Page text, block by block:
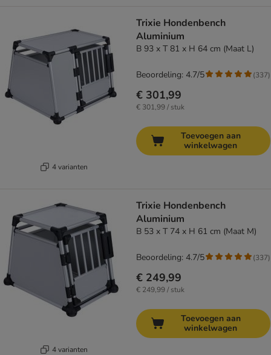
4 varianten
Trixie Hondenbench
Aluminium
B 93 x T 81 x H 64 cm (Maat L)
€ 301,99
€ 301,99 / stuk
Beoordeling: 4.7/5 (337)
Toevoegen aan
winkelwagen
4 varianten
Trixie Hondenbench
Aluminium
B 53 x T 74 x H 61 cm (Maat M)
€ 249,99
€ 249,99 / stuk
Beoordeling: 4.7/5 (337)
Toevoegen aan
winkelwagen